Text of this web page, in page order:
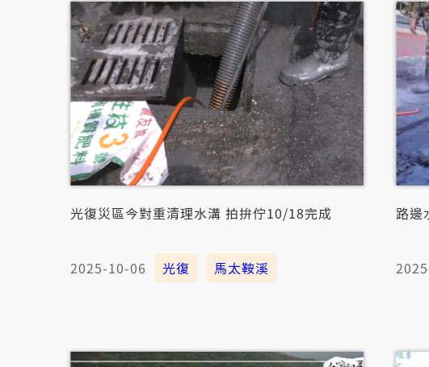
光復災區今對重清理水溝 拍拚佇10/18完成
2025-10-06 光復 馬太鞍溪
路邊